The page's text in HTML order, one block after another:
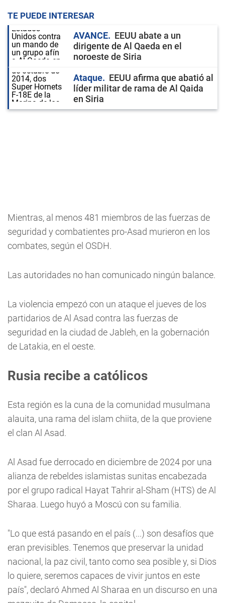
TE PUEDE INTERESAR
AVANCE
EEUU abate a un
dirigente de Al Qaeda en el
noroeste de Siria
Ataque
EEUU afirma que abatió al
líder militar de rama de Al Qaida
en Siria
Mientras, al menos 481 miembros de las fuerzas de
seguridad y combatientes pro-Asad murieron en los
combates, según el OSDH.
Las autoridades no han comunicado ningún balance.
La violencia empezó con un ataque el jueves de los
partidarios de Al Asad contra las fuerzas de
seguridad en la ciudad de Jableh, en la gobernación
de Latakia, en el oeste.
Rusia recibe a católicos
Esta región es la cuna de la comunidad musulmana
alauita, una rama del islam chiita, de la que proviene
el clan Al Asad.
Al Asad fue derrocado en diciembre de 2024 por una
alianza de rebeldes islamistas sunitas encabezada
por el grupo radical Hayat Tahrir al-Sham (HTS) de Al
Sharaa. Luego huyó a Moscú con su familia.
"Lo que está pasando en el país (...) son desafíos que
eran previsibles. Tenemos que preservar la unidad
nacional, la paz civil, tanto como sea posible y, si Dios
lo quiere, seremos capaces de vivir juntos en este
país", declaró Ahmed Al Sharaa en un discurso en una